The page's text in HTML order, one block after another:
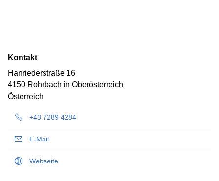
Kontakt
Hanriederstraße 16
4150 Rohrbach in Oberösterreich
Österreich
+43 7289 4284
E-Mail
Webseite